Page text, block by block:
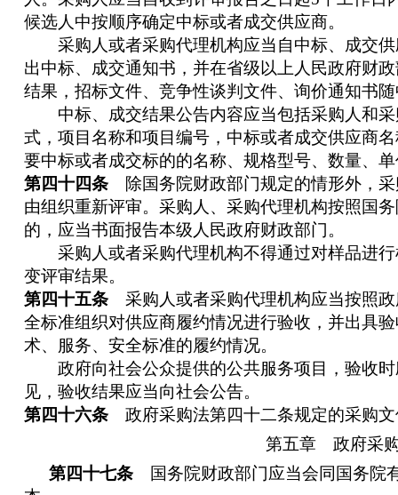
候选人中按顺序确定中标或者成交供应商。
采购人或者采购代理机构应当自中标、成交供
出中标、成交通知书，并在省级以上人民政府财
结果，招标文件、竞争性谈判文件、询价通知书
中标、成交结果公告内容应当包括采购人和采
式，项目名称和项目编号，中标或者成交供应商
要中标或者成交标的的名称、规格型号、数量、
第四十四条除国务院财政部门规定的情形外，采
由组织重新评审。采购人、采购代理机构按照国
的，应当书面报告本级人民政府财政部门。
采购人或者采购代理机构不得通过对样品进行
变评审结果。
第四十五条采购人或者采购代理机构应当按照政
全标准组织对供应商履约情况进行验收，并出具
术、服务、安全标准的履约情况。
政府向社会公众提供的公共服务项目，验收时
见，验收结果应当向社会公告。
第四十六条政府采购法第四十二条规定的采购文
第五章 政府采
第四十七条国务院财政部门应当会同国务院